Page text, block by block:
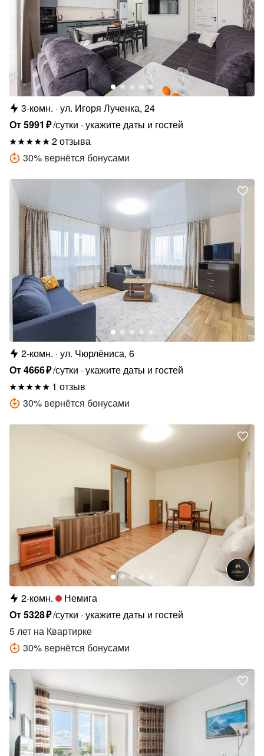
3-комн. ул. Игоря Лученка, 24
От5991 ₽/сутки укажите даты и гостей
2 отзыва
30% вернётся бонусами
2-комн. ул. Чюрлёниса, 6
От4666₽/сутки укажите даты и гостей
1 отзыв
30% вернётся бонусами
2-комн.
Немига
От5328₽/сутки укажите даты и гостей
5 лет на Квартирке
30% вернётся бонусами